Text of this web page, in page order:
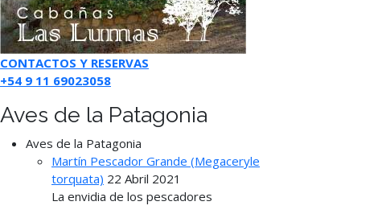
CONTACTOS Y RESERVAS
+54 9 11 69023058
Aves de la Patagonia
Aves de la Patagonia
Martín Pescador Grande (Megaceryle
torquata) 22 Abril 2021
La envidia de los pescadores